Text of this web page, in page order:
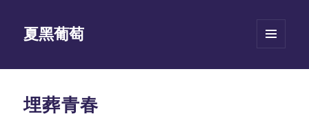
夏黑葡萄
挂件
埋葬青春